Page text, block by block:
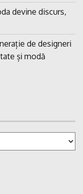
devine discurs,
de designeri
și modă